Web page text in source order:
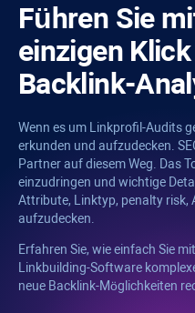
Führen Sie
einzigen
Backlink-
Wenn es um Linkprofil-Audits
erkunden und aufzudecken.
Partner auf diesem Weg. Das
einzudringen und wichtige
Attribute, Linktyp, penalty risk,
aufzudecken.
Erfahren Sie, wie einfach Sie
Linkbuilding-Software
neue Backlink-Möglichkeiten